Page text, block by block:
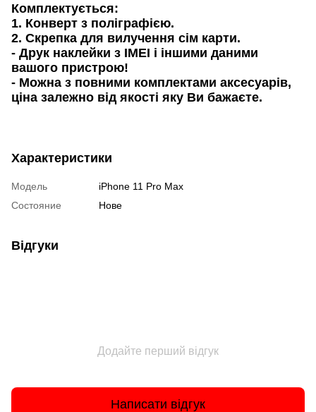
Комплектується:
1. Конверт з поліграфією.
2. Скрепка для вилучення сім карти.
- Друк наклейки з IMEI і іншими даними
вашого пристрою!
- Можна з повними комплектами аксесуарів,
ціна залежно від якості яку Ви бажаєте.
Характеристики
Модель
iPhone 11 Pro Max
Состояние
Нове
Відгуки
Додайте перший відгук
Написати відгук